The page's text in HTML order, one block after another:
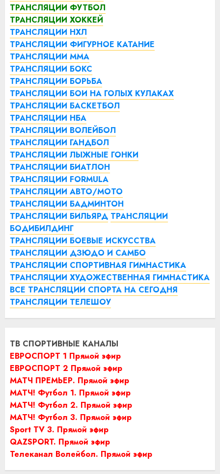
ТРАНСЛЯЦИИ ФУТБОЛ
ТРАНСЛЯЦИИ ХОККЕЙ
ТРАНСЛЯЦИИ НХЛ
ТРАНСЛЯЦИИ ФИГУРНОЕ КАТАНИЕ
ТРАНСЛЯЦИИ ММА
ТРАНСЛЯЦИИ БОКС
ТРАНСЛЯЦИИ БОРЬБА
ТРАНСЛЯЦИИ БОИ НА ГОЛЫХ КУЛАКАХ
ТРАНСЛЯЦИИ БАСКЕТБОЛ
ТРАНСЛЯЦИИ НБА
ТРАНСЛЯЦИИ ВОЛЕЙБОЛ
ТРАНСЛЯЦИИ ГАНДБОЛ
ТРАНСЛЯЦИИ ЛЫЖНЫЕ ГОНКИ
ТРАНСЛЯЦИИ БИАТЛОН
ТРАНСЛЯЦИИ FORMULA
ТРАНСЛЯЦИИ АВТО/МОТО
ТРАНСЛЯЦИИ БАДМИНТОН
ТРАНСЛЯЦИИ БИЛЬЯРД ТРАНСЛЯЦИИ
БОДИБИЛДИНГ
ТРАНСЛЯЦИИ БОЕВЫЕ ИСКУССТВА
ТРАНСЛЯЦИИ ДЗЮДО И САМБО
ТРАНСЛЯЦИИ СПОРТИВНАЯ ГИМНАСТИКА
ТРАНСЛЯЦИИ ХУДОЖЕСТВЕННАЯ ГИМНАСТИКА
ВСЕ ТРАНСЛЯЦИИ СПОРТА НА СЕГОДНЯ
ТРАНСЛЯЦИИ ТЕЛЕШОУ
ТВ СПОРТИВНЫЕ КАНАЛЫ
ЕВРОСПОРТ 1 Прямой эфир
ЕВРОСПОРТ 2 Прямой эфир
МАТЧ ПРЕМЬЕР. Прямой эфир
МАТЧ! Футбол 1. Прямой эфир
МАТЧ! Футбол 2. Прямой эфир
МАТЧ! Футбол 3. Прямой эфир
Sport TV 3. Прямой эфир
QAZSPORT. Прямой эфир
Телеканал Волейбол. Прямой эфир